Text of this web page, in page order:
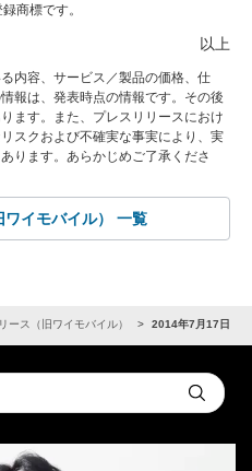
商標です。
以上
内容、サービス／製品の価格、仕
報は、発表時点の情報です。その後
ます。また、プレスリリースにおけ
スクおよび不確実な事実により、実
ります。あらかじめご了承くださ
ワイモバイル） 一覧
ース（旧ワイモバイル） 2014年7月17日
Submit